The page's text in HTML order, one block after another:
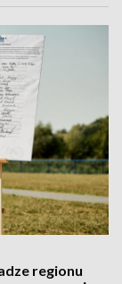
regionu